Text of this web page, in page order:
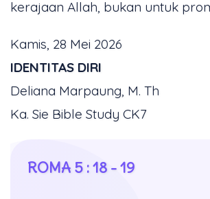
kerajaan Allah, bukan untuk
Kamis, 28 Mei 2026
IDENTITAS DIRI
Deliana Marpaung, M. Th
Ka. Sie Bible Study CK7
ROMA 5 : 18 - 19